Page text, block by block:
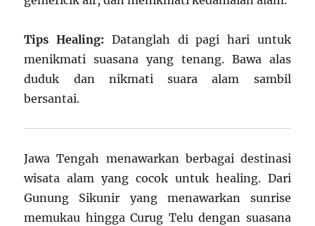
Tips Healing: Datanglah di pagi hari untuk
menikmati suasana yang tenang. Bawa alas
duduk dan nikmati suara alam sambil
bersantai.
Jawa Tengah menawarkan berbagai destinasi
wisata alam yang cocok untuk healing. Dari
Gunung Sikunir yang menawarkan sunrise
memukau hingga Curug Telu dengan suasana